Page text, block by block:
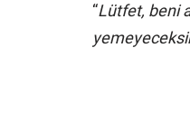
“Lütfet, beni